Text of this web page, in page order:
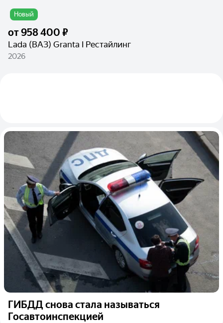
Новый
от958 400 ₽
Lada (ВАЗ) Granta I Рестайлинг
2026
ГИБДД снова стала называться
Госавтоинспекцией